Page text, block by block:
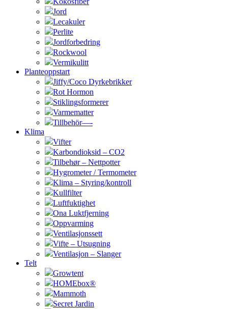
Jord
Lecakuler
Perlite
Jordforbedring
Rockwool
Vermikulitt
Planteoppstart
Jiffy/Coco Dyrkebrikker
Rot Hormon
Stiklingsformerer
Varmematter
Tillbehör—-
Klima
Vifter
Karbondioksid – CO2
Tilbehør – Nettpotter
Hygrometer / Termometer
Klima – Styring/kontroll
Kullfilter
Luftfuktighet
Ona Luktfjerning
Oppvarming
Ventilasjonssett
Vifte – Utsugning
Ventilasjon – Slanger
Telt
Growtent
HOMEbox®
Mammoth
Secret Jardin